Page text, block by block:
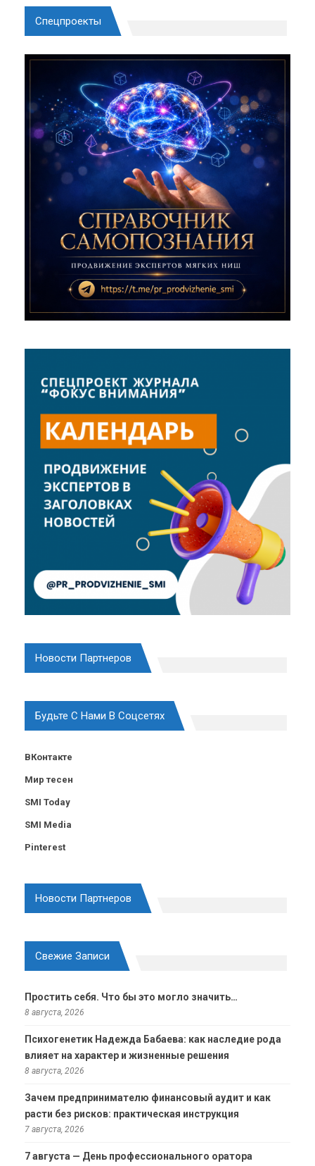
Спецпроекты
Новости Партнеров
Будьте С Нами В Соцсетях
ВКонтакте
Мир тесен
SMI Today
SMI Media
Pinterest
Новости Партнеров
Свежие Записи
Простить себя. Что бы это могло значить…
8 августа, 2026
Психогенетик Надежда Бабаева: как наследие рода
влияет на характер и жизненные решения
8 августа, 2026
Зачем предпринимателю финансовый аудит и как
расти без рисков: практическая инструкция
7 августа, 2026
7 августа — День профессионального оратора